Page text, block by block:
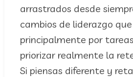
arrastrados desde
cambios de liderazgo
principalmente por
priorizar realmente la
Si piensas diferente y